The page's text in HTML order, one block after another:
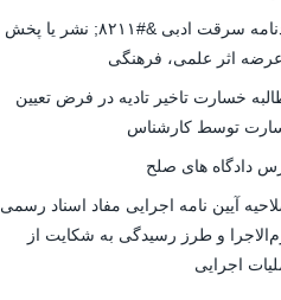
دادنامه سرقت ادبی &#۸۲۱۱; نشر یا پخش
عرضه اثر علمی، فرهنگی
خسارت تاخیر تادیه در فرض تعیین
توسط کارشناس
دادگاه های صلح
آیین نامه اجرایی مفاد اسناد رسمی
و طرز رسیدگی به شکایت از
اجرایی